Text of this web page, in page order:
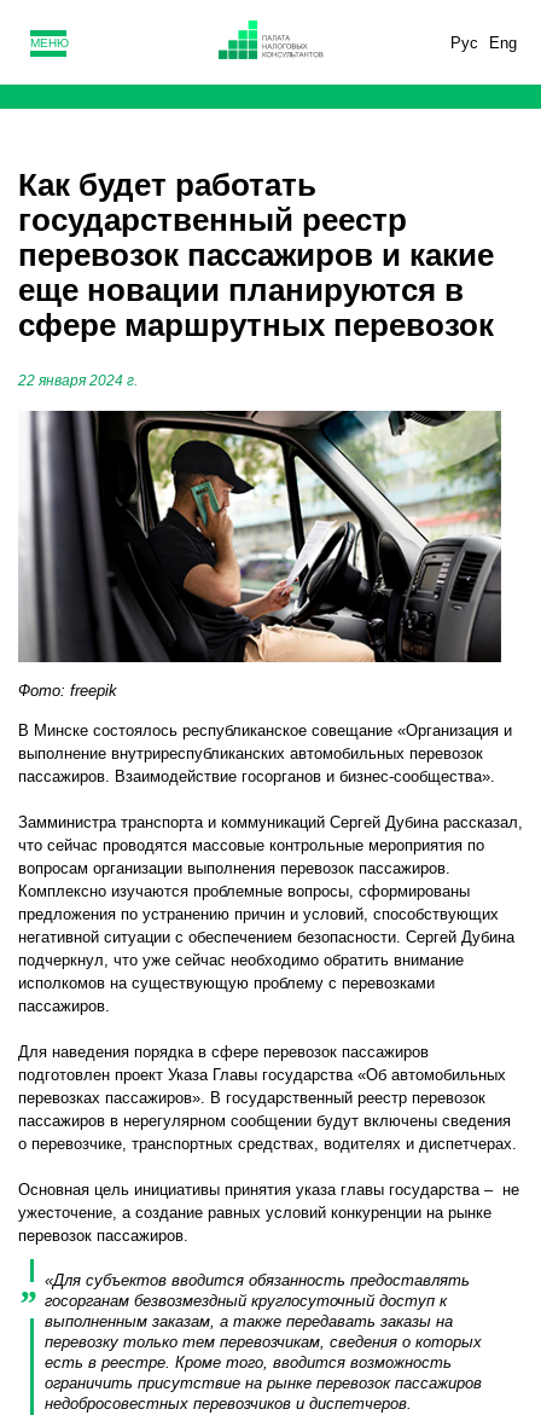
Рус Eng
МЕНЮ
Как будет работать
государственный реестр
перевозок пассажиров и какие
еще новации планируются в
сфере маршрутных перевозок
22 января 2024 г.
Фото: freepik
В Минске состоялось республиканское совещание «Организация и
выполнение внутриреспубликанских автомобильных перевозок
пассажиров. Взаимодействие госорганов и бизнес-сообщества».
Замминистра транспорта и коммуникаций Сергей Дубина рассказал,
что сейчас проводятся массовые контрольные мероприятия по
вопросам организации выполнения перевозок пассажиров.
Комплексно изучаются проблемные вопросы, сформированы
предложения по устранению причин и условий, способствующих
негативной ситуации с обеспечением безопасности. Сергей Дубина
подчеркнул, что уже сейчас необходимо обратить внимание
исполкомов на существующую проблему с перевозками
пассажиров.
Для наведения порядка в сфере перевозок пассажиров
подготовлен проект Указа Главы государства «Об автомобильных
перевозках пассажиров». В государственный реестр перевозок
пассажиров в нерегулярном сообщении будут включены сведения
о перевозчике, транспортных средствах, водителях и диспетчерах.
Основная цель инициативы принятия указа главы государства – не
ужесточение, а создание равных условий конкуренции на рынке
перевозок пассажиров.
«Для субъектов вводится обязанность предоставлять
госорганам безвозмездный круглосуточный доступ к
выполненным заказам, а также передавать заказы на
перевозку только тем перевозчикам, сведения о которых
есть в реестре. Кроме того, вводится возможность
ограничить присутствие на рынке перевозок пассажиров
недобросовестных перевозчиков и диспетчеров.